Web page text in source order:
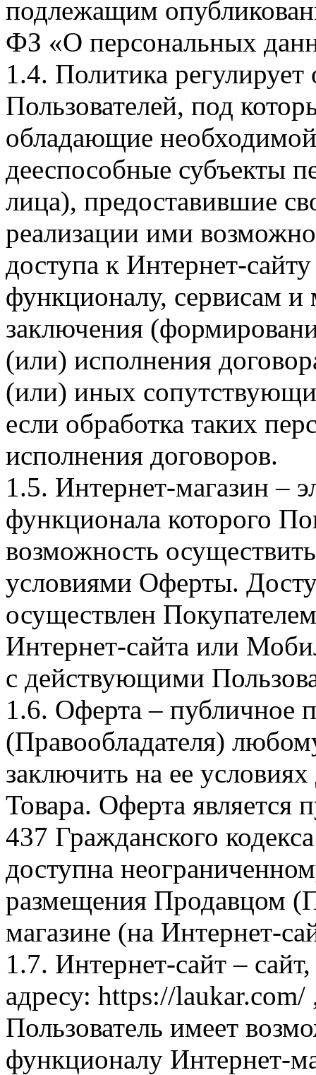
подлежащим
ФЗ «О персональных
1.4. Политика
Пользователей, под
обладающие
дееспособные субъекты
лица), предоставившие
реализации ими
доступа к Интернет-
функционалу, сервисам и
заключения
(или) исполнения
(или) иных
если обработка таких
исполнения договоров.
1.5. Интернет-магазин –
функционала которого
возможность
условиями Оферты.
осуществлен
Интернет-сайта или
с действующими
1.6. Оферта – публичное
(Правообладателя)
заключить на ее
Товара. Оферта является
437 Гражданского
доступна
размещения Продавцом
магазине (на Интернет-
1.7. Интернет-сайт –
адресу: https://laukar.com/
Пользователь имеет
функционалу Интернет-